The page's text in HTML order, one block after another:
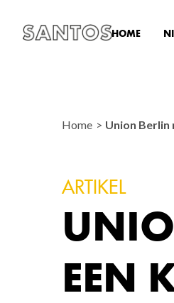
HOME
Home Union Berlin
ARTIKEL
EEN